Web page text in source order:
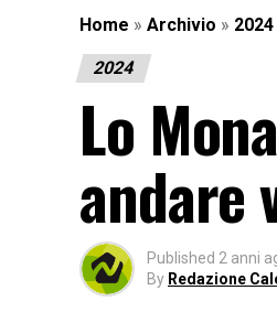
Home » Archivio » 2024
2024
Lo
andare
Published 2 anni
By Redazione